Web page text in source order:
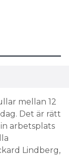
mellan 12
Det är rätt
arbetsplats
Lindberg,